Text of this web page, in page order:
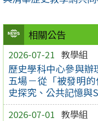
相關公告
2026-07-21 教學組
歷史學科中心參與辦
五場－從「被發明
史探究、公共記憶與
2026-07-01 教學組